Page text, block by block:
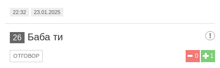
22:32 23.01.2025
26 Баба ти
1
0
ОТГОВОР